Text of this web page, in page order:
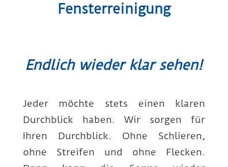
Fenster­reinigung
Endlich wieder klar sehen!
Jeder möchte stets einen klaren
Durchblick haben. Wir sorgen für
Ihren Durch­blick. Ohne Schlieren,
ohne Streifen und ohne Flecken.